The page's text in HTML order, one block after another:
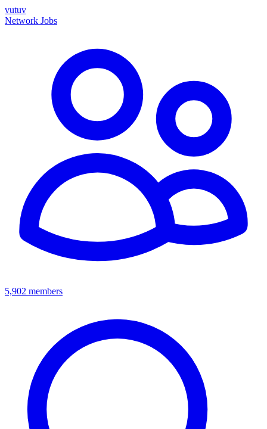
vutuv
Network Jobs
5,902 members